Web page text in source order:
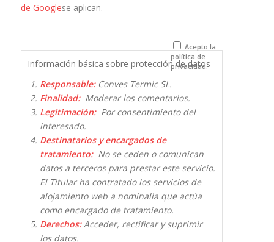
que comente.
de Googlese aplican.
Acepto la
política de
privacidad.
Información básica sobre protección de datos
Responsable:Conves Termic SL.
Finalidad:Moderar los comentarios.
Legitimación:Por consentimiento del
interesado.
Destinatarios y encargados de
tratamiento:No se ceden o comunican
datos a terceros para prestar este servicio.
El Titular ha contratado los servicios de
alojamiento web a nominalia que actúa
como encargado de tratamiento.
Derechos:Acceder, rectificar y suprimir
los datos.